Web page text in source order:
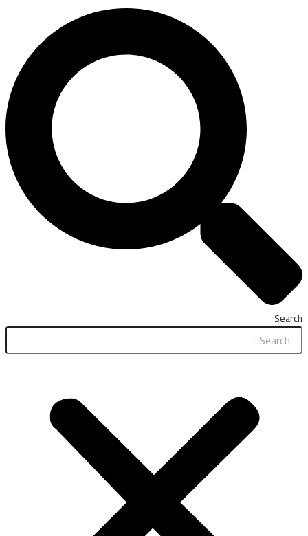
Search